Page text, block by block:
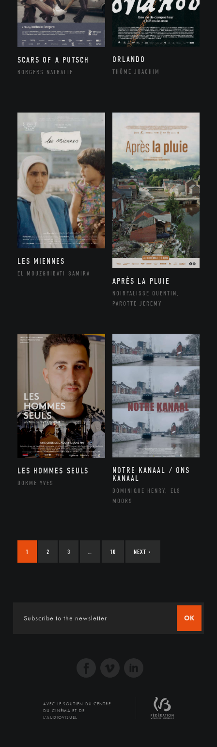
SCARS OF A PUTSCH
BORGERS NATHALIE
ORLANDO
THÔME JOACHIM
LES MIENNES
EL MOUZGHIBATI SAMIRA
APRÈS LA PLUIE
NOIRFALISSE QUENTIN,
PAROTTE JEREMY
LES HOMMES SEULS
DORME YVES
NOTRE KANAAL / ONS
KANAAL
DOMINIQUE HENRY, ELS
MOORS
1 2 3 10 NEXT ›
OK
AVEC LE SOUTIEN DU CENTRE
DU CINÉMA ET DE
L'AUDIOVISUEL